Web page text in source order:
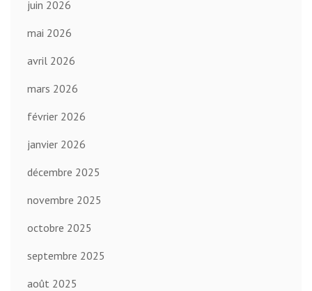
juin 2026
mai 2026
avril 2026
mars 2026
février 2026
janvier 2026
décembre 2025
novembre 2025
octobre 2025
septembre 2025
août 2025